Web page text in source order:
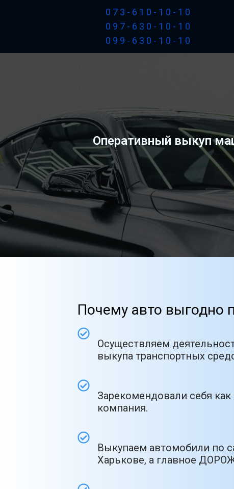
073-610-10-10
097-630-10-10
099-630-10-10
Оперативный выкуп
Почему авто выгодно
Осуществляем
выкупа транспортных
Зарекомендовали себя
компания.
Выкупаем автомобили по
Харькове, а главное